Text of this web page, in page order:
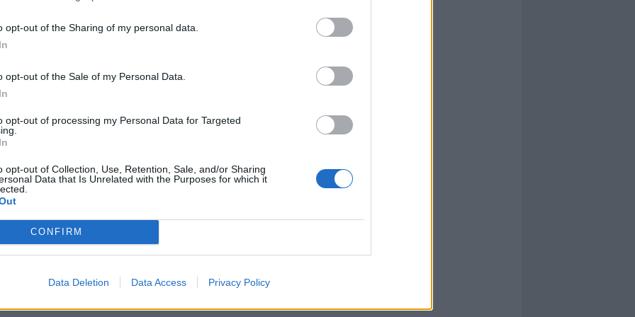
opt-out of the Sharing of my personal data.
opt-out of the Sale of my Personal Data.
opt-out of processing my Personal Data for Targeted
opt-out of Collection, Use, Retention, Sale, and/or Sharing
Data that Is Unrelated with the Purposes for which it
CONFIRM
Data Deletion Data Access Privacy Policy
ha dovuto essere impiegata per
di Marassi di Genova a Roma (con
omicidio, lesioni, produzione e traffico di
Partecipare alla trasmissione televisiva
di spostamenti di questo tipo in
Non ho parole. Ma dove siamo arrivati?!?
per chiarire questa vicenda
vergognosa, un insulto ai poliziotti e a